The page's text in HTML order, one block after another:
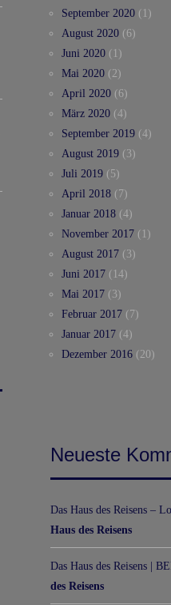
September 2020 (1)
August 2020 (6)
Juni 2020 (1)
Mai 2020 (2)
April 2020 (6)
März 2020 (4)
September 2019 (4)
August 2019 (3)
Juli 2019 (5)
April 2018 (7)
Januar 2018 (4)
November 2017 (1)
August 2017 (3)
Juni 2017 (14)
Mai 2017 (3)
Februar 2017 (7)
Januar 2017 (4)
Dezember 2016 (20)
Neueste
Das Haus des Reisens –
Haus des Reisens
Das Haus des Reisens |
des Reisens